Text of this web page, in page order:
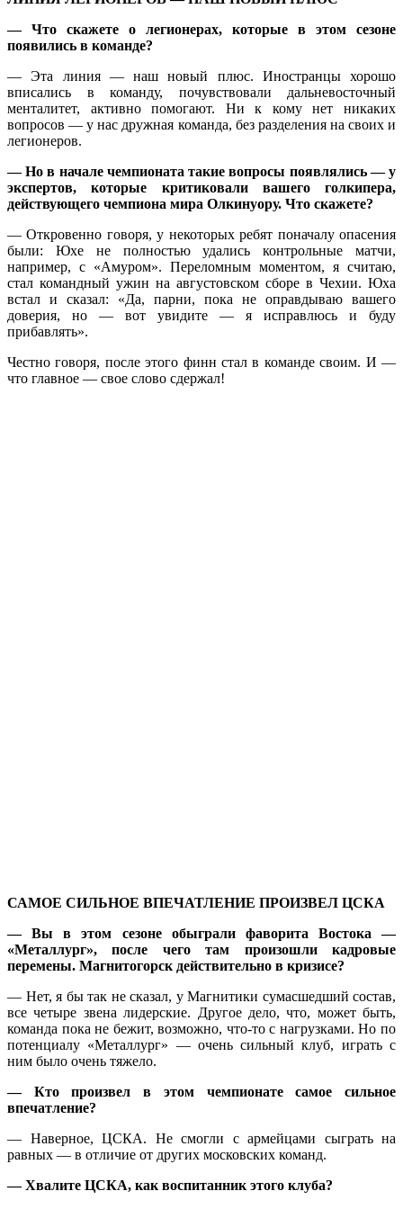
— Что скажете о легионерах, которые в этом сезоне
появились в команде?
— Эта линия — наш новый плюс. Иностранцы хорошо
вписались в команду, почувствовали дальневосточный
менталитет, активно помогают. Ни к кому нет никаких
вопросов — у нас дружная команда, без разделения на своих и
легионеров.
— Но в начале чемпионата такие вопросы появлялись — у
экспертов, которые критиковали вашего голкипера,
действующего чемпиона мира Олкинуору. Что скажете?
— Откровенно говоря, у некоторых ребят поначалу опасения
были: Юхе не полностью удались контрольные матчи,
например, с «Амуром». Переломным моментом, я считаю,
стал командный ужин на августовском сборе в Чехии. Юха
встал и сказал: «Да, парни, пока не оправдываю вашего
доверия, но — вот увидите — я исправлюсь и буду
прибавлять».
Честно говоря, после этого финн стал в команде своим. И —
что главное — свое слово сдержал!
САМОЕ СИЛЬНОЕ ВПЕЧАТЛЕНИЕ ПРОИЗВЕЛ ЦСКА
— Вы в этом сезоне обыграли фаворита Востока —
«Металлург», после чего там произошли кадровые
перемены. Магнитогорск действительно в кризисе?
— Нет, я бы так не сказал, у Магнитики сумасшедший состав,
все четыре звена лидерские. Другое дело, что, может быть,
команда пока не бежит, возможно, что-то с нагрузками. Но по
потенциалу «Металлург» — очень сильный клуб, играть с
ним было очень тяжело.
— Кто произвел в этом чемпионате самое сильное
впечатление?
— Наверное, ЦСКА. Не смогли с армейцами сыграть на
равных — в отличие от других московских команд.
— Хвалите ЦСКА, как воспитанник этого клуба?